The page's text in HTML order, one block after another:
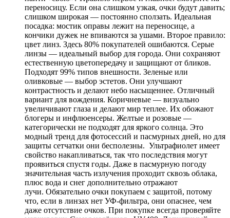
переносицу. Если она слишком узкая, очки будут давить;
слишком широкая — постоянно сползать. Идеальная
посадка: мостик оправы лежит на переносице, а
кончики дужек не впиваются за ушами. Второе правило:
цвет линз. Здесь 80% покупателей ошибаются. Серые
линзы — идеальный выбор для города. Они сохраняют
естественную цветопередачу и защищают от бликов.
Подходят 99% типов внешности. Зеленые или
оливковые — выбор эстетов. Они улучшают
контрастность и делают небо насыщеннее. Отличный
вариант для вождения. Коричневые — визуально
увеличивают глаза и делают мир теплее. Их обожают
блогеры и инфлюенсеры. Желтые и розовые —
категорически не подходят для яркого солнца. Это
модный тренд для фотосессий и пасмурных дней, но для
защиты сетчатки они бесполезны. Ультрафиолет имеет
свойство накапливаться, так что последствия могут
проявиться спустя годы. Даже в пасмурную погоду
значительная часть излучения проходит сквозь облака,
плюс вода и снег дополнительно отражают
лучи. Обязательно очки покупаем с защитой, потому
что, если в линзах нет УФ-фильтра, они опаснее, чем
даже отсутствие очков. При покупке всегда проверяйте